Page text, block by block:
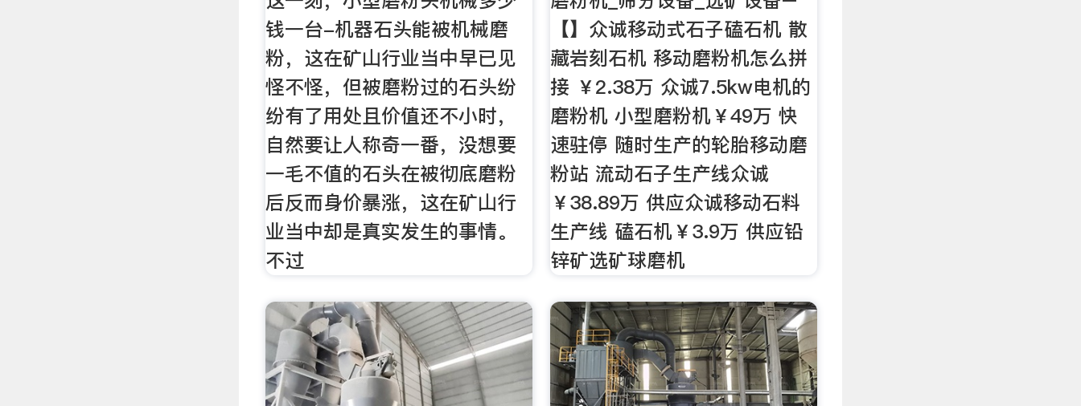
钱一台-机器石头能被机械磨
粉，这在矿山行业当中早已见
怪不怪，但被磨粉过的石头纷
纷有了用处且价值还不小时，
自然要让人称奇一番，没想要
一毛不值的石头在被彻底磨粉
后反而身价暴涨，这在矿山行
业当中却是真实发生的事情。
不过
【】众诚移动式石子磕石机 散
藏岩刻石机 移动磨粉机怎么拼
接 ￥2.38万 众诚7.5kw电机的
磨粉机 小型磨粉机￥49万 快
速驻停 随时生产的轮胎移动磨
粉站 流动石子生产线众诚
￥38.89万 供应众诚移动石料
生产线 磕石机￥3.9万 供应铅
锌矿选矿球磨机